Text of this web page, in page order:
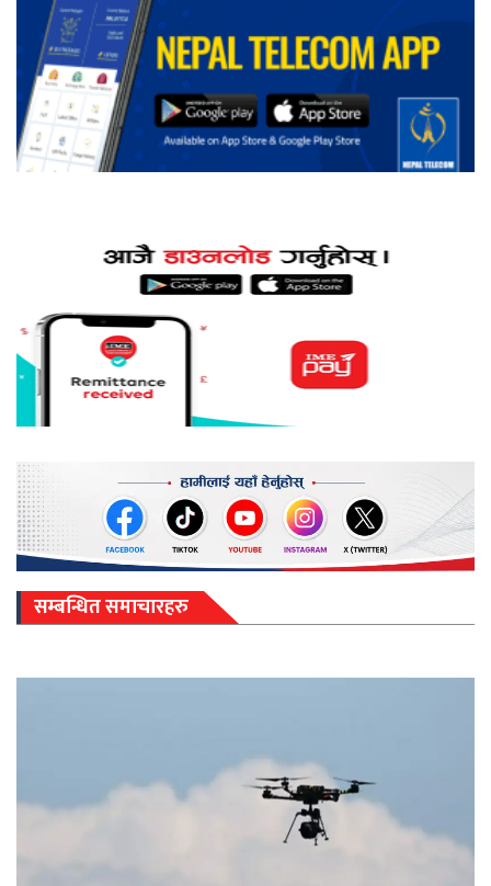
सम्बन्धित समाचारहरु